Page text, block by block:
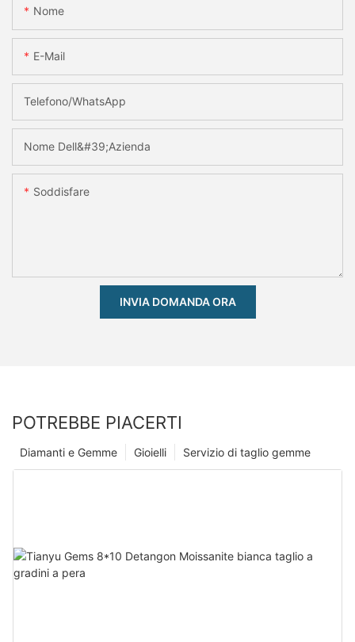
Nome
E-Mail
Telefono/WhatsApp
Nome Dell&#39;azienda
Soddisfare
INVIA DOMANDA ORA
POTREBBE PIACERTI
Servizio di taglio gemme
Gioielli
Diamanti e Gemme